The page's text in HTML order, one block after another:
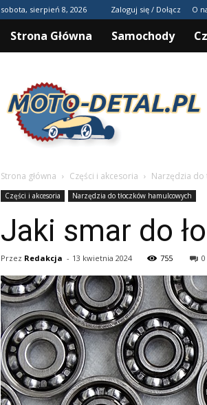
sobota, sierpień 8, 2026 Zaloguj się / Dołącz O
Strona Główna Samochody
Moto-
detal.pl
Strona główna Części i akcesoria Narzędzia do
Części i akcesoria Narzędzia do tłoczków hamulcowych
Jaki smar do
Przez Redakcja - 13 kwietnia 2024 755 0